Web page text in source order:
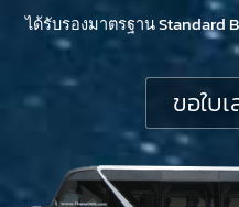
ได้รับรองมาตรฐาน Standard
ขอใบ